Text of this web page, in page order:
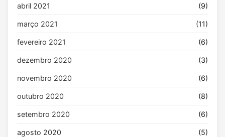
abril 2021 (9)
março 2021 (11)
fevereiro 2021 (6)
dezembro 2020 (3)
novembro 2020 (6)
outubro 2020 (8)
setembro 2020 (6)
agosto 2020 (5)